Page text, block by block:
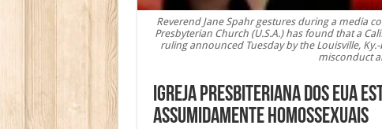
Reverend Jane Spahr gestures during a media
Presbyterian Church (U.S.A.) has found that a
ruling announced Tuesday by the Louisville,
misconduct
Igreja Presbiteriana dos EUA
assumidamente homossexuais